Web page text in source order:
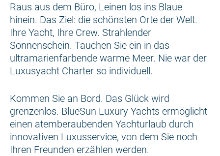
Raus aus dem Büro, Leinen los ins Blaue
hinein. Das Ziel: die schönsten Orte der Welt.
Ihre Yacht, Ihre Crew. Strahlender
Sonnenschein. Tauchen Sie ein in das
ultramarienfarbende warme Meer. Nie war der
Luxusyacht Charter so individuell.
Kommen Sie an Bord. Das Glück wird
grenzenlos. BlueSun Luxury Yachts ermöglicht
einen atemberaubenden Yachturlaub durch
innovativen Luxusservice, von dem Sie noch
Ihren Freunden erzählen werden.